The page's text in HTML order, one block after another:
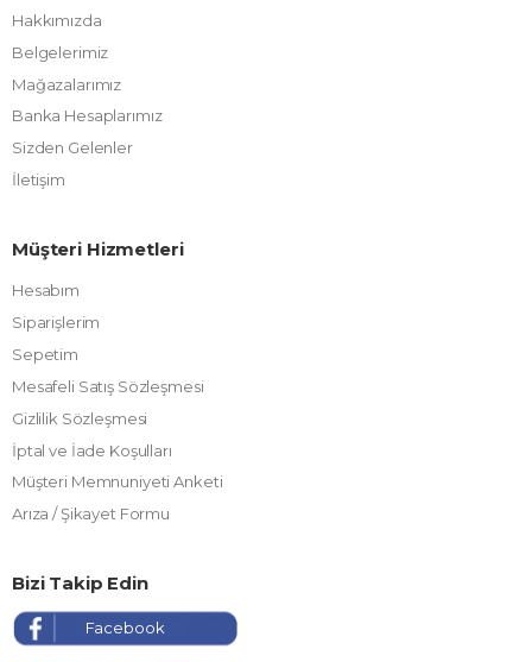
Hakkımızda
Belgelerimiz
Mağazalarımız
Banka Hesaplarımız
Sizden Gelenler
İletişim
Müşteri Hizmetleri
Hesabım
Siparişlerim
Sepetim
Mesafeli Satış Sözleşmesi
Gizlilik Sözleşmesi
İptal ve İade Koşulları
Müşteri Memnuniyeti Anketi
Arıza / Şikayet Formu
Bizi Takip Edin
Facebook